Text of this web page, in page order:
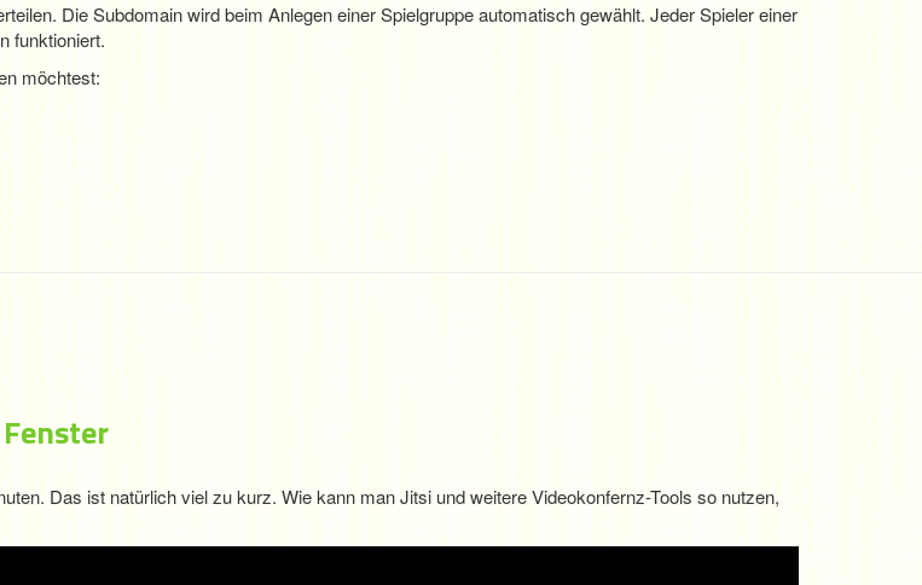
Die Subdomain wird beim Anlegen einer Spielgruppe automatisch gewählt. Jeder Spieler einer
funktioniert.
möchtest:
Das ist natürlich viel zu kurz. Wie kann man Jitsi und weitere Videokonfernz-Tools so nutzen,